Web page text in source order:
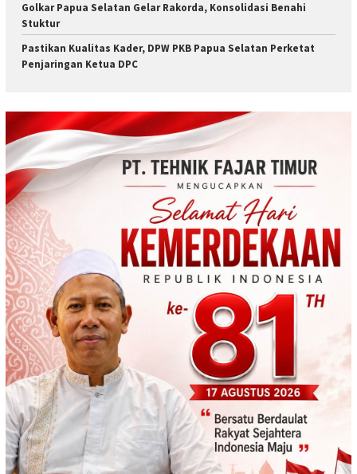
Golkar Papua Selatan Gelar Rakorda, Konsolidasi Benahi
Stuktur
Pastikan Kualitas Kader, DPW PKB Papua Selatan Perketat
Penjaringan Ketua DPC